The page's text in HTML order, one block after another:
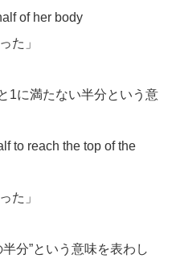
of her body
た」
1に満たない半分という意
to reach the top of the
た」
分”という意味を表わし